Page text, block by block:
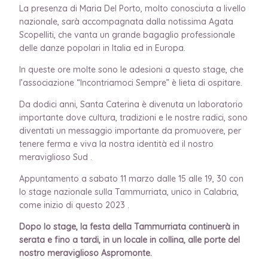
La presenza di Maria Del Porto, molto conosciuta a livello
nazionale, sarà accompagnata dalla notissima Agata
Scopelliti, che vanta un grande bagaglio professionale
delle danze popolari in Italia ed in Europa.
In queste ore molte sono le adesioni a questo stage, che
l’associazione “Incontriamoci Sempre” è lieta di ospitare.
Da dodici anni, Santa Caterina è divenuta un laboratorio
importante dove cultura, tradizioni e le nostre radici, sono
diventati un messaggio importante da promuovere, per
tenere ferma e viva la nostra identità ed il nostro
meraviglioso Sud .
Appuntamento a sabato 11 marzo dalle 15 alle 19, 30 con
lo stage nazionale sulla Tammurriata, unico in Calabria,
come inizio di questo 2023 .
Dopo lo stage, la festa della Tammurriata continuerà in
serata e fino a tardi, in un locale in collina, alle porte del
nostro meraviglioso Aspromonte.